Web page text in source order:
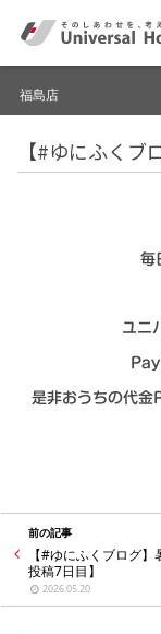
ユニバーサル
キャンペーン
福島店
ブログ
【#ゆにふくブ
毎
ユニ
是非おうちの代金
前の記事
【#ゆにふくブログ
投稿7日目】
2026.05.20